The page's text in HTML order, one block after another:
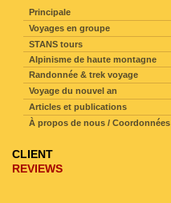
Principale
Voyages en groupe
STANS tours
Alpinisme de haute montagne
Randonnée & trek voyage
Voyage du nouvel an
Articles et publications
À propos de nous / Coordonnées
CLIENT
REVIEWS